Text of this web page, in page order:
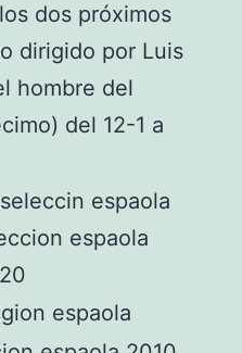
dos próximos
dirigido por Luis
hombre del
del 12-1 a